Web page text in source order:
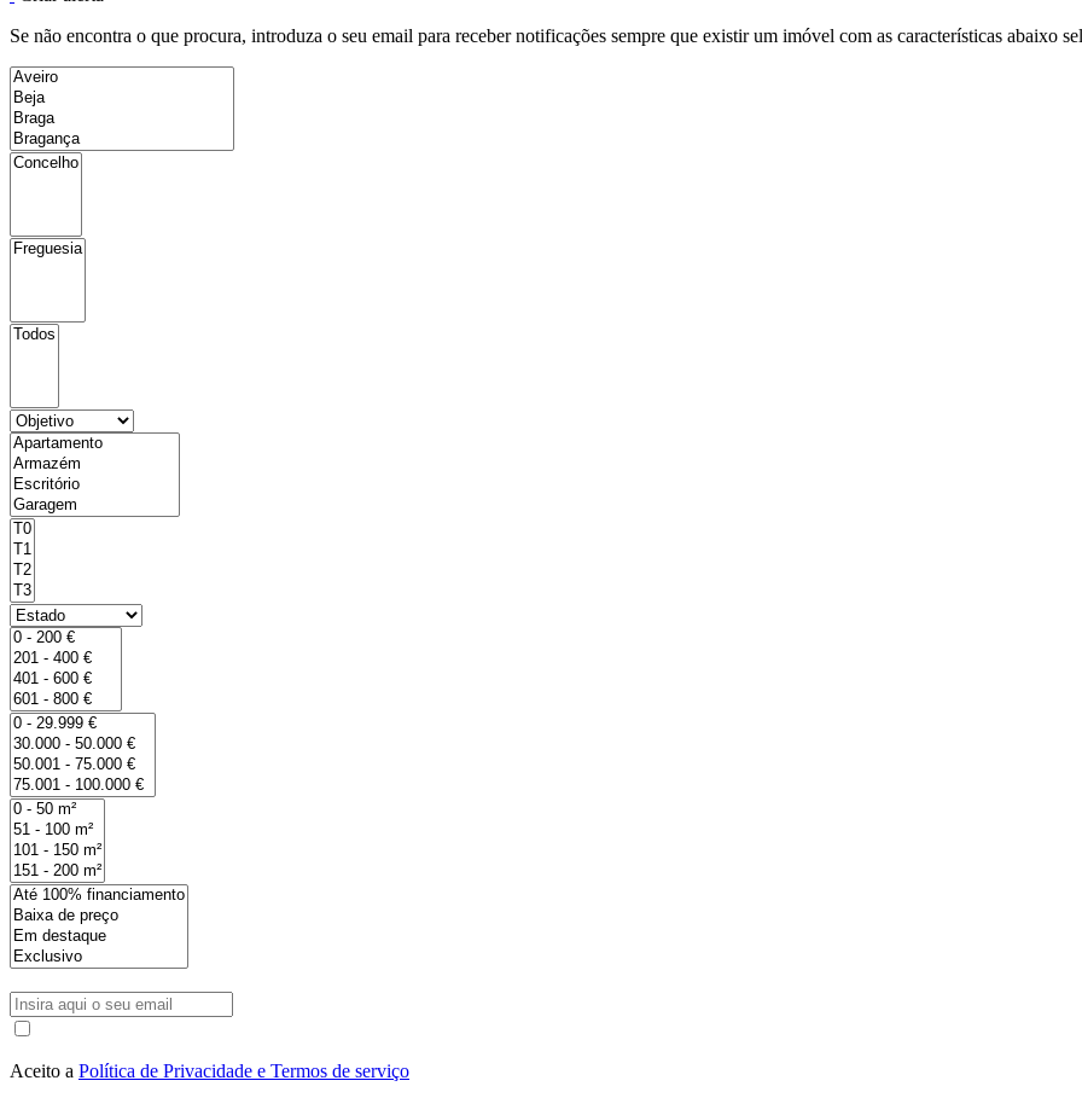
Se não encontra o que procura, introduza o seu email para receber notificações sempre que existir um imóvel com as características abaixo
Aceito a Política de Privacidade e Termos de serviço